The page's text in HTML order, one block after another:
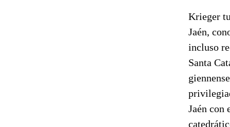
Krieger
Jaén,
incluso
Santa
Jaén con